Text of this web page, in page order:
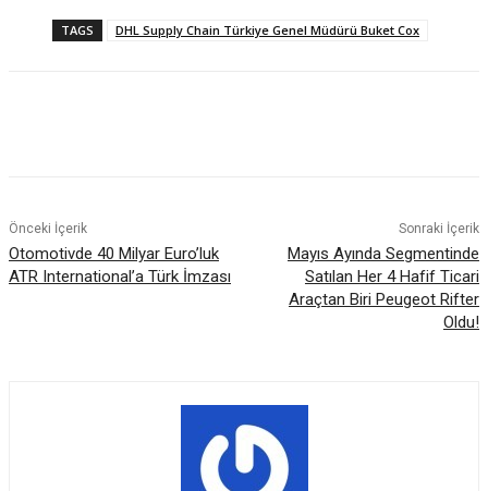
TAGS DHL Supply Chain Türkiye Genel Müdürü Buket Cox
Önceki İçerik
Otomotivde 40 Milyar Euro’luk
ATR International’a Türk İmzası
Sonraki İçerik
Mayıs Ayında Segmentinde
Satılan Her 4 Hafif Ticari
Araçtan Biri Peugeot Rifter
Oldu!